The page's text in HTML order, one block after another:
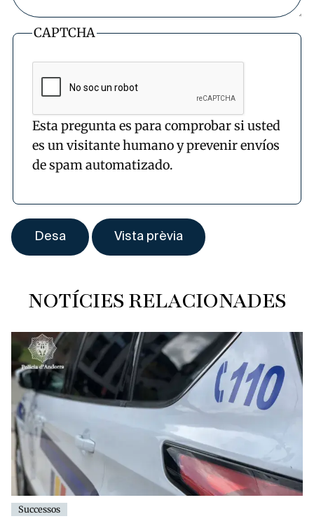
CAPTCHA
Esta pregunta es para comprobar si usted
es un visitante humano y prevenir envíos
de spam automatizado.
NOTÍCIES RELACIONADES
Successos